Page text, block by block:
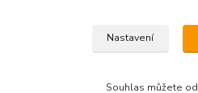
akvárium Růžička
Nastavení
Souhlas můžete